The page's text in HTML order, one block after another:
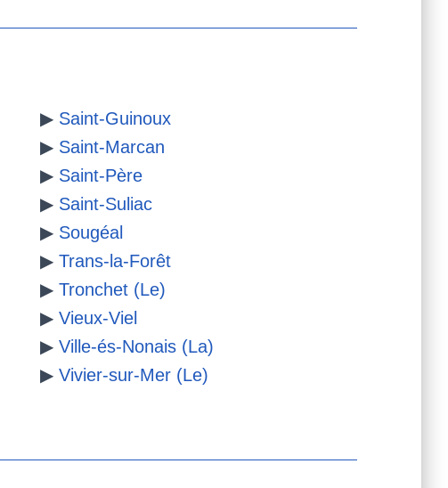
▶ Saint-Guinoux
▶ Saint-Marcan
▶ Saint-Père
▶ Saint-Suliac
▶ Sougéal
▶ Trans-la-Forêt
▶ Tronchet (Le)
▶ Vieux-Viel
▶ Ville-és-Nonais (La)
▶ Vivier-sur-Mer (Le)